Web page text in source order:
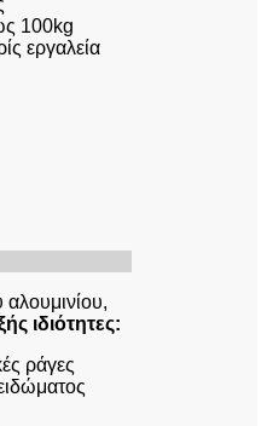
100kg
εργαλεία
ιδιότητες:
ράγες